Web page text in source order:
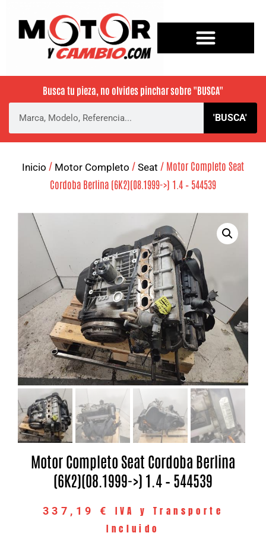
Busca tu pieza, no olvides pinchar sobre "BUSCA"
'BUSCA'
Inicio / Motor Completo / Seat / Motor Completo Seat
Cordoba Berlina (6K2)(08.1999->) 1.4 – 544539
Motor Completo Seat Cordoba Berlina
(6K2)(08.1999->) 1.4 – 544539
337,19 €
IVA y Transporte
Incluido